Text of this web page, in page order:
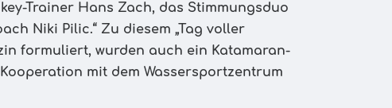
Trainer Hans Zach, das Stimmungsduo
Niki Pilic.“ Zu diesem „Tag voller
formuliert, wurden auch ein Katamaran-
mit dem Wassersportzentrum